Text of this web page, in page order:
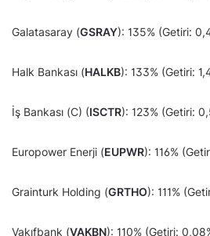
Galatasaray (GSRAY): 135% (Getiri:
Halk Bankası (HALKB): 133% (Getiri:
İş Bankası (C) (ISCTR): 123% (Getiri:
Europower Enerji (EUPWR): 116%
Grainturk Holding (GRTHO): 111%
Vakıfbank (VAKBN): 110% (Getiri: